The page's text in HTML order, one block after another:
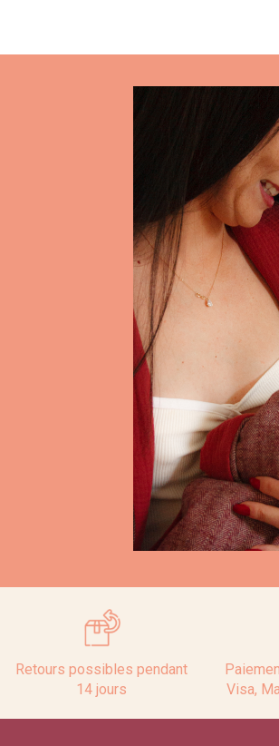
Retours possibles pendant
14 jours
Visa,